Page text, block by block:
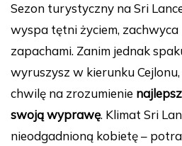
c
e
b
o
o
k
er
e
st
m
bl
r
d
di
t
Sezon turystyczny na Sri
wyspa tętni życiem,
zapachami. Zanim jednak
wyruszysz w kierunku
chwilę na zrozumienie
swoją wyprawę. Klimat Sri
nieodgadnioną kobietę –